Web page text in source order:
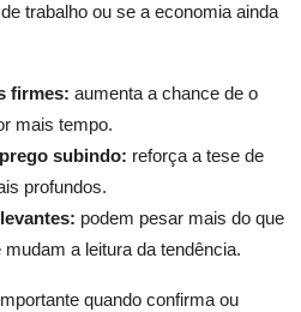
trabalho ou se a economia ainda
firmes: aumenta a chance de o
mais tempo.
subindo: reforça a tese de
profundos.
podem pesar mais do que
a leitura da tendência.
quando confirma ou